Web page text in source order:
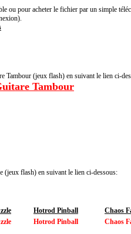
ou pour acheter le fichier par un simple
Tambour (jeux flash) en suivant le lien ci-
Tambour
(jeux flash) en suivant le lien ci-dessous:
Hotrod Pinball
Chaos
Hotrod Pinball Chaos